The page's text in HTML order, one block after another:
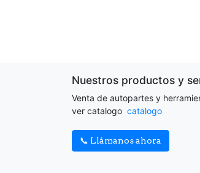
Nuestros productos y
Venta de autopartes y
ver catalogo catalogo
📞 Llámanos ahora